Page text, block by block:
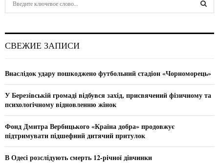
h
o
C
СВЕЖИЕ ЗАПИСИ
Внаслідок удару пошкоджено футбольний стадіон «Чорноморець»
У Березівській громаді відбувся захід, присвячений фізичному та
психологічному відновленню жінок
Фонд Дмитра Вербицького «Країна добра» продовжує
підтримувати підшефний дитячий притулок
В Одесі розслідують смерть 12-річної дівчинки